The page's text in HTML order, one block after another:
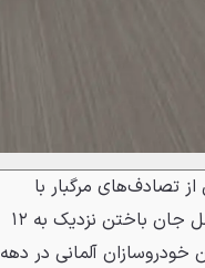
تصادف‌های مرگبار با
سرعت غیرمجاز ارتباط مستقیم دارد. تنها در سال ۲۰۲۳، سرعت بالا عامل جان باختن نزدیک به ۱۲
آلمانی در دهه